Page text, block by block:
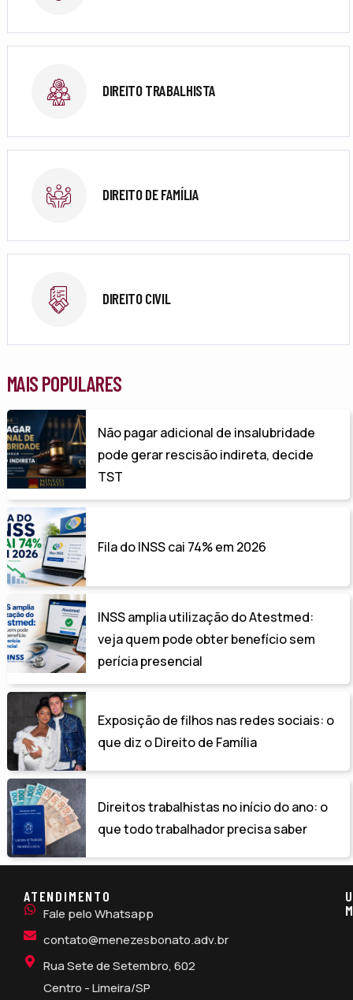
DIREITO TRABALHISTA
DIREITO DE FAMÍLIA
DIREITO CIVIL
MAIS POPULARES
Não pagar adicional de insalubridade
pode gerar rescisão indireta, decide
TST
Fila do INSS cai 74% em 2026
INSS amplia utilização do Atestmed:
veja quem pode obter benefício sem
perícia presencial
Exposição de filhos nas redes sociais: o
que diz o Direito de Família
Direitos trabalhistas no início do ano: o
que todo trabalhador precisa saber
ATENDIMENTO
Fale pelo Whatsapp
contato@menezesbonato.adv.br
Rua Sete de Setembro, 602
Centro - Limeira/SP